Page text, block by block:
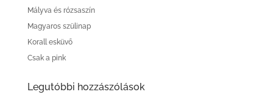
Mályva és rózsaszín
Magyaros szülinap
Korall esküvő
Csak a pink
Legutóbbi hozzászólások